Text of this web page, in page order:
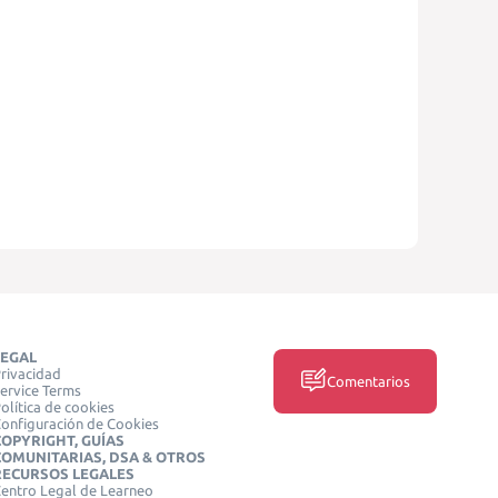
Terms
de cookies
de Cookies
GUÍAS
DSA & OTROS
LEGALES
Legal de Learneo
Comentarios